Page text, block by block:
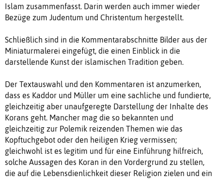
Islam zusammenfasst. Darin werden auch immer wieder
Bezüge zum Judentum und Christentum hergestellt.
Schließlich sind in die Kommentarabschnitte Bilder aus der
Miniaturmalerei eingefügt, die einen Einblick in die
darstellende Kunst der islamischen Tradition geben.
Der Textauswahl und den Kommentaren ist anzumerken,
dass es Kaddor und Müller um eine sachliche und fundierte,
gleichzeitig aber unaufgeregte Darstellung der Inhalte des
Korans geht. Mancher mag die so bekannten und
gleichzeitig zur Polemik reizenden Themen wie das
Kopftuchgebot oder den heiligen Krieg vermissen;
gleichwohl ist es legitim und für eine Einführung hilfreich,
solche Aussagen des Koran in den Vordergrund zu stellen,
die auf die Lebensdienlichkeit dieser Religion zielen und ein